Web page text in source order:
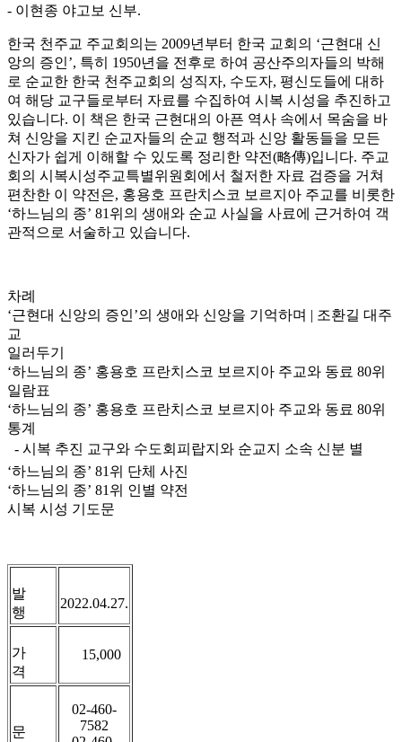
- 이현종 야고보 신부.
한국 천주교 주교회의는 2009년부터 한국 교회의 ‘근현대 신
앙의 증인’, 특히 1950년을 전후로 하여 공산주의자들의 박해
로 순교한 한국 천주교회의 성직자, 수도자, 평신도들에 대하
여 해당 교구들로부터 자료를 수집하여 시복 시성을 추진하고
있습니다. 이 책은 한국 근현대의 아픈 역사 속에서 목숨을 바
쳐 신앙을 지킨 순교자들의 순교 행적과 신앙 활동들을 모든
신자가 쉽게 이해할 수 있도록 정리한 약전(略傳)입니다. 주교
회의 시복시성주교특별위원회에서 철저한 자료 검증을 거쳐
편찬한 이 약전은, 홍용호 프란치스코 보르지아 주교를 비롯한
‘하느님의 종’ 81위의 생애와 순교 사실을 사료에 근거하여 객
관적으로 서술하고 있습니다.
차례
‘근현대 신앙의 증인’의 생애와 신앙을 기억하며 | 조환길 대주
교
일러두기
‘하느님의 종’ 홍용호 프란치스코 보르지아 주교와 동료 80위
일람표
‘하느님의 종’ 홍용호 프란치스코 보르지아 주교와 동료 80위
통계
- 시복 추진 교구와 수도회피랍지와 순교지 소속 신분 별
‘하느님의 종’ 81위 단체 사진
‘하느님의 종’ 81위 인별 약전
시복 시성 기도문
발
행
2022.04.27.
가
격
15,000
문
02-460-
7582